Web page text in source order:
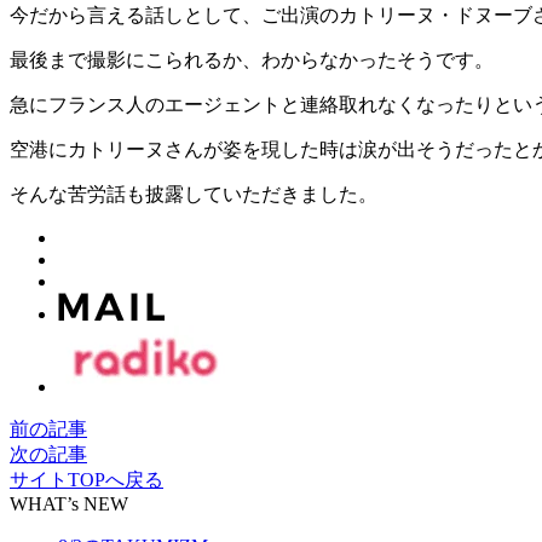
今だから言える話しとして、ご出演のカトリーヌ・ドヌーブ
最後まで撮影にこられるか、わからなかったそうです。
急にフランス人のエージェントと連絡取れなくなったりとい
空港にカトリーヌさんが姿を現した時は涙が出そうだったと
そんな苦労話も披露していただきました。
前の記事
次の記事
サイトTOPへ戻る
WHAT’s NEW